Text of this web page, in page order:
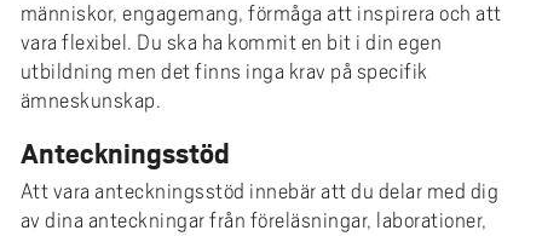
människor, engagemang, förmåga att inspirera och att
vara flexibel. Du ska ha kommit en bit i din egen
utbildning men det finns inga krav på specifik
ämneskunskap.
Anteckningsstöd
Att vara anteckningsstöd innebär att du delar med dig
av dina anteckningar från föreläsningar, laborationer,